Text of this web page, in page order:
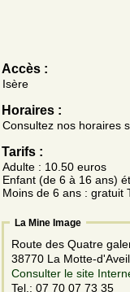
Accès :
Isère
Horaires :
Consultez nos horaires
Tarifs :
Adulte : 10.50 euros
Enfant (de 6 à 16 ans)
Moins de 6 ans : gratuit
La Mine Image
Route des Quatre
38770 La Motte-
Consulter le site
Tel.: 07 70 07 73 35